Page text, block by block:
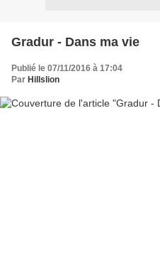
Gradur - Dans ma vie
Publié le 07/11/2016 à 17:04
Par Hillslion